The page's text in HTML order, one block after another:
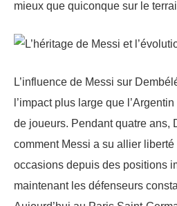
mieux que quiconque sur le
L’influence de Messi sur
l’impact plus large que
de joueurs. Pendant quatre ans,
comment Messi a su allier
occasions depuis des positions
maintenant les défenseurs